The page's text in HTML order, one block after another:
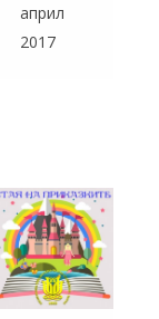
април
2017